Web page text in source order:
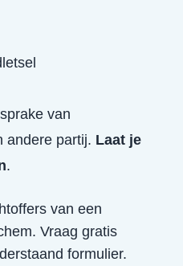
van
andere partij. Laat je
.
van een
. Vraag gratis
formulier.